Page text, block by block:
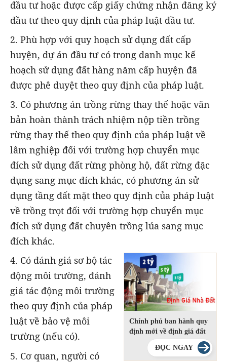
đầu tư hoặc được cấp giấy chứng nhận đăng ký
đầu tư theo quy định của pháp luật đầu tư.
2. Phù hợp với quy hoạch sử dụng đất cấp
huyện, dự án đầu tư có trong danh mục kế
hoạch sử dụng đất hàng năm cấp huyện đã
được phê duyệt theo quy định của pháp luật.
3. Có phương án trồng rừng thay thế hoặc văn
bản hoàn thành trách nhiệm nộp tiền trồng
rừng thay thế theo quy định của pháp luật về
lâm nghiệp đối với trường hợp chuyển mục
đích sử dụng đất rừng phòng hộ, đất rừng đặc
dụng sang mục đích khác, có phương án sử
dụng tầng đất mặt theo quy định của pháp luật
về trồng trọt đối với trường hợp chuyển mục
đích sử dụng đất chuyên trồng lúa sang mục
đích khác.
Chính phủ ban hành quy
định mới về định giá đất
ĐỌC NGAY
4. Có đánh giá sơ bộ tác
động môi trường, đánh
giá tác động môi trường
theo quy định của pháp
luật về bảo vệ môi
trường (nếu có).
5. Cơ quan, người có